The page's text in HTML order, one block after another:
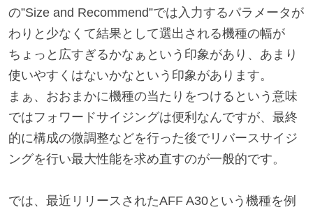
の”Size and Recommend”では入力するパラメータが
わりと少なくて結果として選出される機種の幅が
ちょっと広すぎるかなぁという印象があり、あまり
使いやすくはないかなという印象があります。
まぁ、おおまかに機種の当たりをつけるという意味
ではフォワードサイジングは便利なんですが、最終
的に構成の微調整などを行った後でリバースサイジ
ングを行い最大性能を求め直すのが一般的です。
では、最近リリースされたAFF A30という機種を例